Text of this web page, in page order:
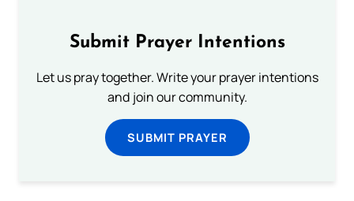
Submit Prayer Intentions
Let us pray together. Write your prayer intentions
and join our community.
SUBMIT PRAYER